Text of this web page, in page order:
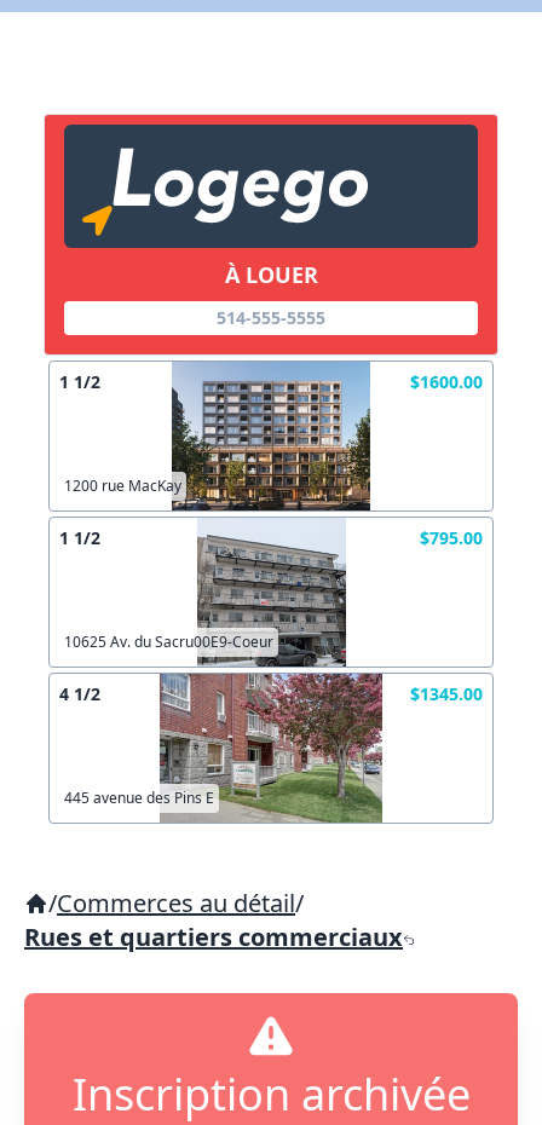
À LOUER
514-555-5555
1 1/2 $1600.00
1200 rue MacKay
1 1/2 $795.00
10625 Av. du Sacru00E9-Coeur
4 1/2 $1345.00
445 avenue des Pins E
/Commerces au détail/
Rues et quartiers commerciaux
Inscription archivée
X Fermer
Lien vers inscription (sera inclus dans courriel)
Copier lien
X Fermer